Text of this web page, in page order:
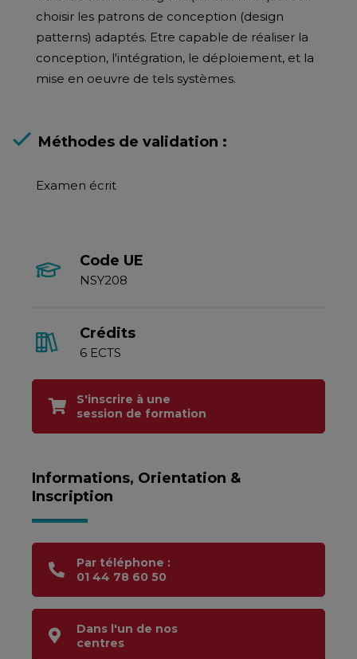
choisir les patrons de conception (design
patterns) adaptés. Etre capable de réaliser la
conception, l'intégration, le déploiement, et la
mise en oeuvre de tels systèmes.
Méthodes de validation :
Examen écrit
Code UE
NSY208
Crédits
6 ECTS
S'inscrire à une
session de formation
Informations, Orientation &
Inscription
Par téléphone :
01 44 78 60 50
Dans l'un de nos
centres